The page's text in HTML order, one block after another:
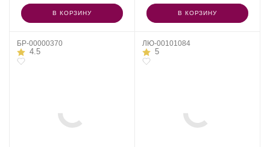
В КОРЗИНУ В КОРЗИНУ
БР-00000370
4.5
ЛЮ-00101084
5